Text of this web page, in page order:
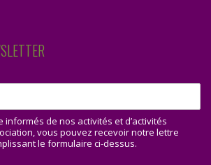
informés de nos activités et d’activités
vous pouvez recevoir notre lettre
le formulaire ci-dessus.